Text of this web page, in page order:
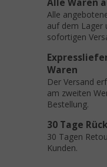
Alle Waren
Alle
auf dem Lager
sofortigen
Waren
Der Versand
am zweiten
Bestellung.
30 Tage
30 Tagen
Kunden.